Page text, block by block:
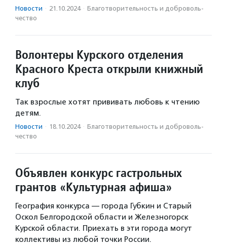
Новости · 21.10.2024 · Благотвори­тель­ность и доброволь­
чест­во
Волонтеры Курского отделения
Красного Креста открыли книжный
клуб
Так взрослые хотят прививать любовь к чтению
детям.
Новости · 18.10.2024 · Благотвори­тель­ность и доброволь­
чест­во
Объявлен конкурс гастрольных
грантов «Культурная афиша»
География конкурса — города Губкин и Старый
Оскол Белгородской области и Железногорск
Курской области. Приехать в эти города могут
коллективы из любой точки России.